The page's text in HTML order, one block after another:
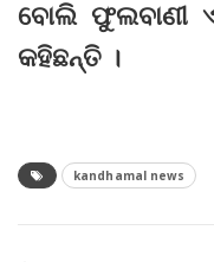
ବୋଲି ଫୁଲବାଣୀ
କହିଛନ୍ତି ।
kandhamal news